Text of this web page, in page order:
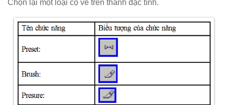
Chọn lại một loại cọ vẽ trên thanh đặc tính.